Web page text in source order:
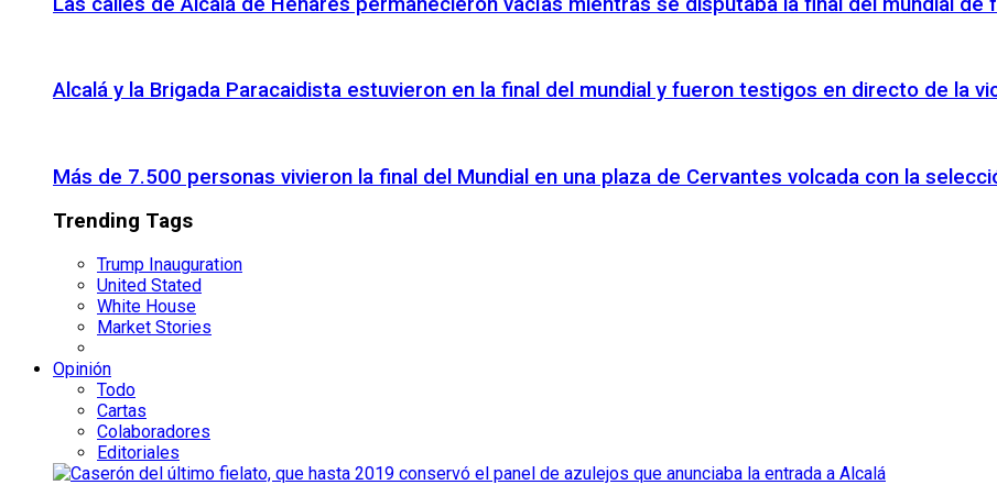
Alcalá y la Brigada Paracaidista estuvieron en la final del mundial y fueron testigos en directo de la
Más de 7.500 personas vivieron la final del Mundial en una plaza de Cervantes volcada con la
Trending Tags
Trump Inauguration
United Stated
White House
Market Stories
Opinión
Todo
Cartas
Colaboradores
Editoriales